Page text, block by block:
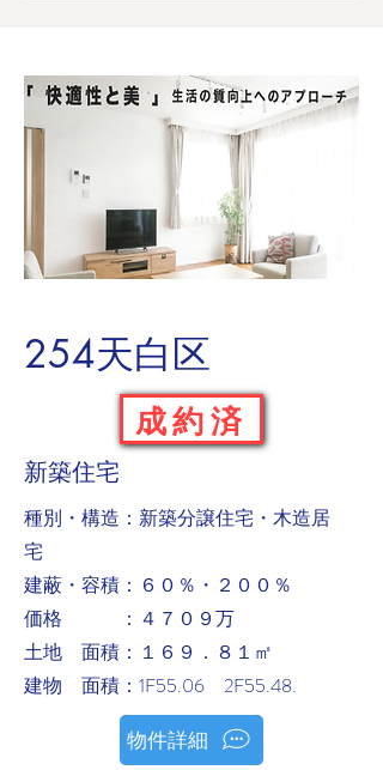
254天白区
成約済
新築住宅
​種別・構造：新築分譲住宅・木造居
宅
建蔽・容積：６０％・２００％
価格 ：４７０９万
土地 面積：１６９．８１㎡
建物 面積：1F55.06 2F55.48.
物件詳細